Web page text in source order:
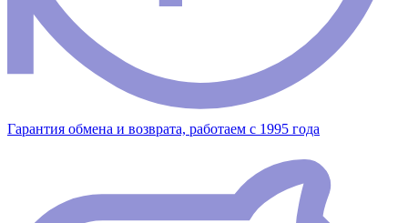
Гарантия обмена и возврата, работаем с 1995 года